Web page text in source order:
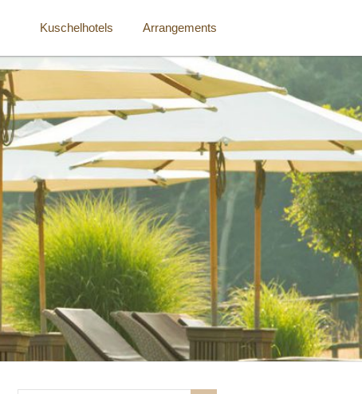
Kuschelhotels Arrangements